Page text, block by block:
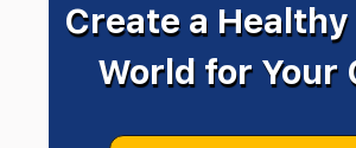
Create a
World for Your